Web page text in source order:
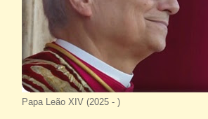
Papa Leão XIV (2025 - )